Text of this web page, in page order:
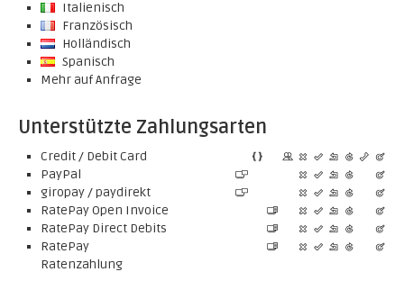
Italienisch
Französisch
Holländisch
Spanisch
Mehr auf Anfrage
Unterstützte Zahlungsarten
Credit / Debit Card
PayPal
giropay / paydirekt
RatePay Open Invoice
RatePay Direct Debits
RatePay
Ratenzahlung